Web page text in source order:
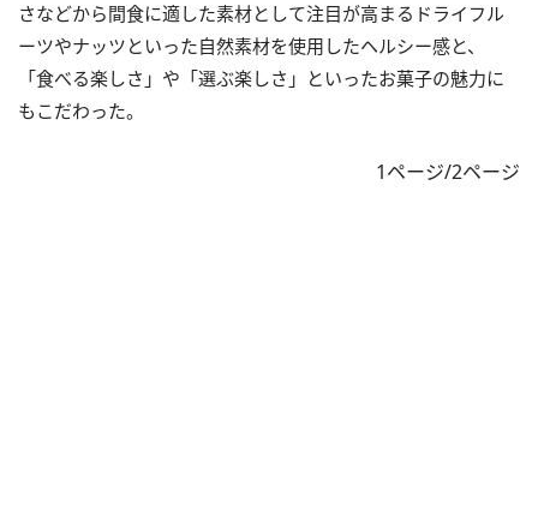
さなどから間食に適した素材として注目が高まるドライフル
ーツやナッツといった自然素材を使用したヘルシー感と、
「食べる楽しさ」や「選ぶ楽しさ」といったお菓子の魅力に
もこだわった。
1ページ/2ページ